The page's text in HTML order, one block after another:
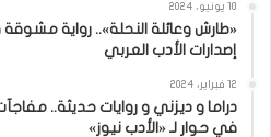
10 يونيو، 2024
«طارش وعائلة النحلة».. رواية مشوقة
إصدارات الأدب العربي
12 فبراير، 2024
دراما و ديزني و روايات حديثة..
في حوار لـ «الأدب نيوز»